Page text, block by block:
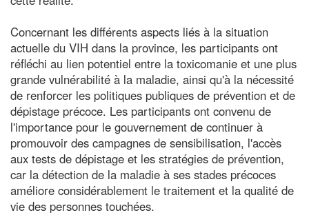
Concernant les différents aspects liés à la situation
actuelle du VIH dans la province, les participants ont
réfléchi au lien potentiel entre la toxicomanie et une plus
grande vulnérabilité à la maladie, ainsi qu'à la nécessité
de renforcer les politiques publiques de prévention et de
dépistage précoce. Les participants ont convenu de
l'importance pour le gouvernement de continuer à
promouvoir des campagnes de sensibilisation, l'accès
aux tests de dépistage et les stratégies de prévention,
car la détection de la maladie à ses stades précoces
améliore considérablement le traitement et la qualité de
vie des personnes touchées.